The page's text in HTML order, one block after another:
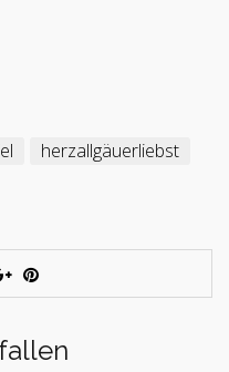
herzallgäuerliebst